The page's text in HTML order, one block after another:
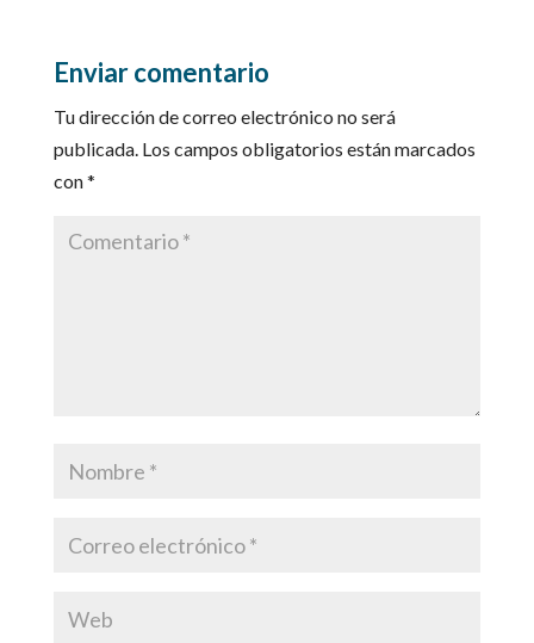
Enviar comentario
Tu dirección de correo electrónico no será
publicada. Los campos obligatorios están marcados
con*